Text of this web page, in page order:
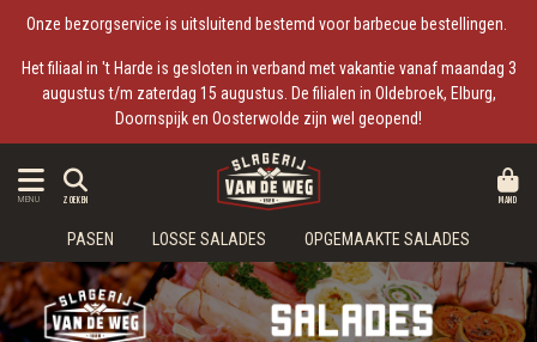
Onze bezorgservice is uitsluitend bestemd voor barbecue bestellingen.
Het filiaal in 't Harde is gesloten in verband met vakantie vanaf maandag 3
augustus t/m zaterdag 15 augustus. De filialen in Oldebroek, Elburg,
Doornspijk en Oosterwolde zijn wel geopend!
MENU ZOEKEN MAND
PASEN LOSSE SALADES OPGEMAAKTE SALADES